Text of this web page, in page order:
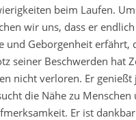
beim Laufen.
wir uns, dass er
und Geborgenheit erfährt,
seiner Beschwerden hat
nicht verloren. Er genießt
die Nähe zu
Er ist